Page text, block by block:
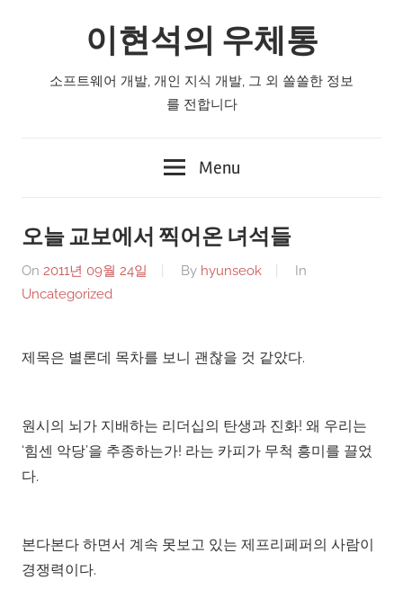
이현석의 우체통
소프트웨어 개발, 개인 지식 개발, 그 외 쏠쏠한 정보
를 전합니다
Menu
오늘 교보에서 찍어온 녀석들
On 2011년 09월 24일 By hyunseok
In
Uncategorized
제목은 별론데 목차를 보니 괜찮을 것 같았다.
원시의 뇌가 지배하는 리더십의 탄생과 진화! 왜 우리는
‘힘센 악당’을 추종하는가! 라는 카피가 무척 흥미를 끌었
다.
본다본다 하면서 계속 못보고 있는 제프리페퍼의 사람이
경쟁력이다.